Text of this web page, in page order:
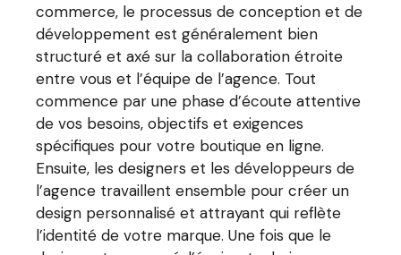
commerce, le processus de conception et de
développement est généralement bien
structuré et axé sur la collaboration étroite
entre vous et l’équipe de l’agence. Tout
commence par une phase d’écoute attentive
de vos besoins, objectifs et exigences
spécifiques pour votre boutique en ligne.
Ensuite, les designers et les développeurs de
l’agence travaillent ensemble pour créer un
design personnalisé et attrayant qui reflète
l’identité de votre marque. Une fois que le